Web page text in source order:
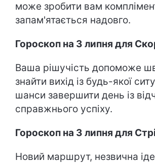
може зробити вам
запам'ятається надовго.
Гороскоп на 3 липня для
Ваша рішучість допоможе
знайти вихід із будь-якої
шанси завершити день із
справжнього успіху.
Гороскоп на 3 липня для
Новий маршрут, незвична